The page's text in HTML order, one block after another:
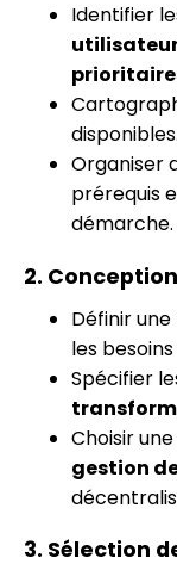
Identifier
disponibles.
Organiser
prérequis
démarche.
2.
Définir une
les
Spécifier
Choisir
gestion
3. Sélection